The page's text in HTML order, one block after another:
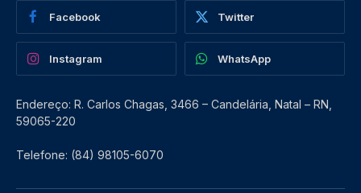
Facebook Twitter
Instagram WhatsApp
Endereço: R. Carlos Chagas, 3466 – Candelária, Natal – RN,
59065-220
Telefone: (84) 98105-6070